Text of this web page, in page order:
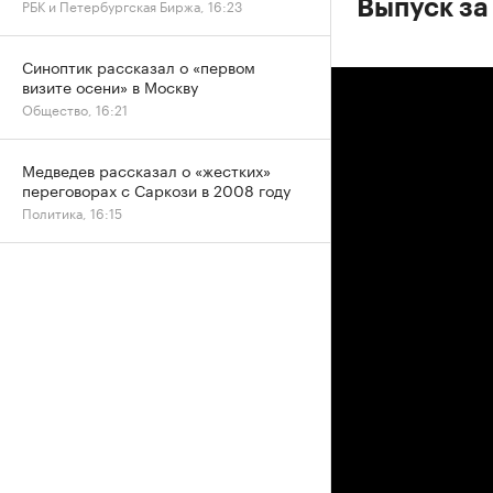
Выпуск
РБК и Петербургская Биржа, 16:23
Синоптик рассказал о «первом
визите осени» в Москву
Общество, 16:21
Медведев рассказал о «жестких»
переговорах с Саркози в 2008 году
Политика, 16:15